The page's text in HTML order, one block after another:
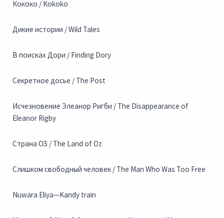
Кококо / Kokoko
Дикие истории / Wild Tales
В поисках Дори / Finding Dory
Секретное досье / The Post
Исчезновение Элеанор Ригби / The Disappearance of
Eleanor Rigby
Страна ОЗ / The Land of Oz
Слишком свободный человек / The Man Who Was Too Free
Nuwara Eliya—Kandy train